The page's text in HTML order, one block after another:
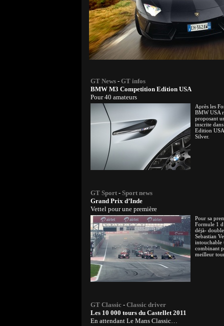
GT News - GT infos
BMW M3 Competition Edition USA
Pour 40 amateurs
Après les
BMW USA
proposant
inscrite
Edition
Silver.
GT Sport - Sport news
Grand Prix d’Inde
Vettel pour une première
Pour sa
Formule 1
déjà-
Sebastian
intouchable
combinant
meilleur
GT Classic - Classic driver
Les 10 000 tours du Castellet 2011
En attendant Le Mans Classic…